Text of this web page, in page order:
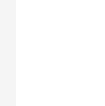
が研究者を目